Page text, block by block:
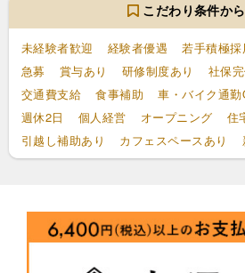
こだわり条件か
未経験者歓迎 経験者優遇 若手積極採
急募
賞与あり 研修制度あり 社保
交通費支給
食事補助 車・バイク通勤
週休2日
個人経営 オープニング
住
引越し補助あり
カフェスペースあり